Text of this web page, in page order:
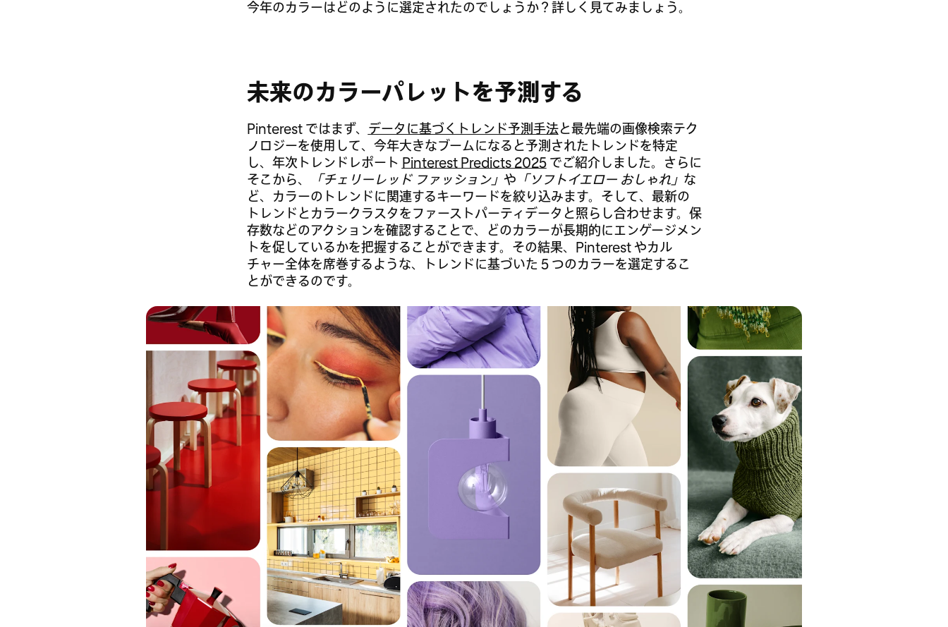
今年のカラーはどのように選定されたのでしょうか？詳しく見てみましょう。
未来のカラーパレットを予測する
Pinterest ではまず、 データに基づくトレンド予測手法と最先端の画像検索テク
ノロジーを使用して、今年大きなブームになると予測されたトレンドを特定
し、年次トレンドレポート Pinterest Predicts 2025でご紹介しました。さらに
そこから、
「チェリーレッド ファッション」 や 「ソフトイエロー おしゃれ」 な
ど、カラーのトレンドに関連するキーワードを絞り込みます。そして、最新の
トレンドとカラークラスタをファーストパーティデータと照らし合わせます。保
存数などのアクションを確認することで、どのカラーが長期的にエンゲージメン
トを促しているかを把握することができます。その結果、Pinterest やカル
チャー全体を席巻するような、トレンドに基づいた 5 つのカラーを選定するこ
とができるのです。